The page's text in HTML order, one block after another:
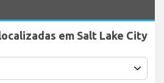
em Salt Lake City